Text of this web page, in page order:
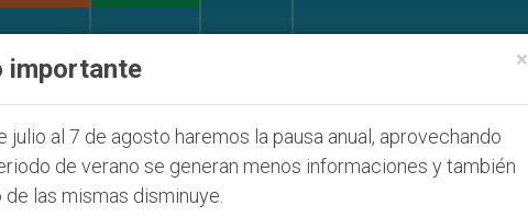
×
importante
julio al 7 de agosto haremos la pausa anual, aprovechando
de verano se generan menos informaciones y también
las mismas disminuye.